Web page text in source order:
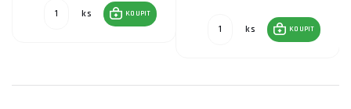
ks KOUPIT
ks KOUPIT